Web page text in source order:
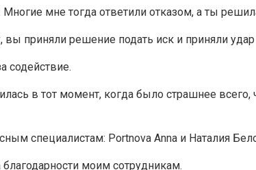
мне тогда ответили отказом, а ты
приняли решение подать иск и приняли удар
содействие.
в тот момент, когда было страшнее
специалистам: Portnova Anna и Наталия
моим сотрудникам.